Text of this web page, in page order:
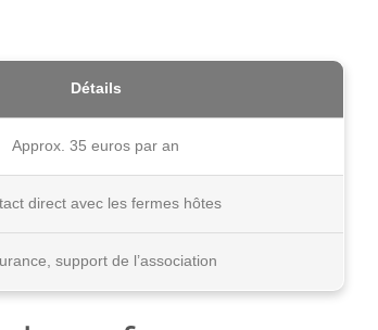
Détails
Approx. 35 euros par an
direct avec les fermes hôtes
support de l’association